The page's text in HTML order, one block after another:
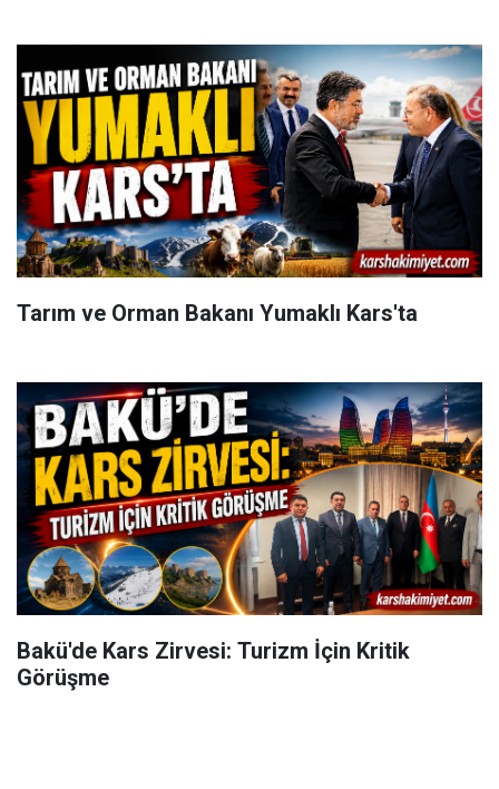
Tarım ve Orman Bakanı Yumaklı Kars'ta
Bakü'de Kars Zirvesi: Turizm İçin Kritik
Görüşme